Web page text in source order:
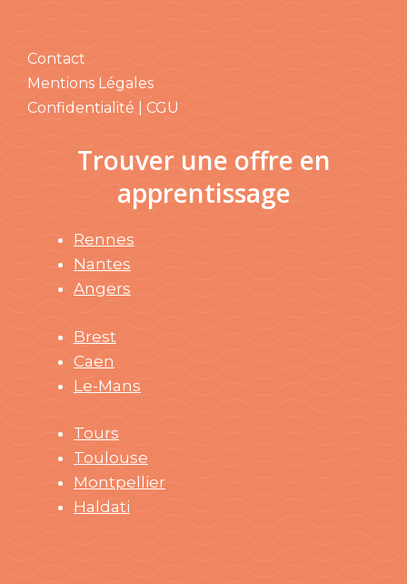
Contact
Mentions Légales
Confidentialité | CGU
Trouver une offre en
apprentissage
Rennes
Nantes
Angers
Brest
Caen
Le-Mans
Tours
Toulouse
Montpellier
Haldati